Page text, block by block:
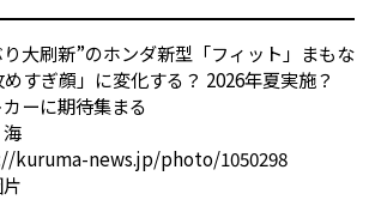
大刷新”のホンダ新型「フィット」まもな
すぎ顔」に変化する？ 2026年夏実施？
ーに期待集まる
kuruma-news.jp/photo/1050298